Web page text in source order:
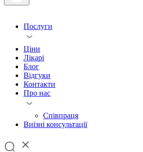
Послуги
Ціни
Лікарі
Блог
Відгуки
Контакти
Про нас
Співпраця
Виїзні консультації